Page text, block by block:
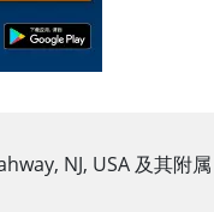
NJ, USA 及其附属